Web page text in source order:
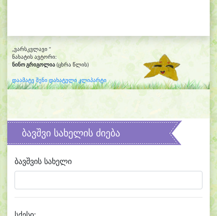
„ვარსკვლავი “
ნახატის ავტორი:
ნინო გრიგოლია (ცხრა წლის)
დაამატე შენი დახატული კლიპარტი
ბავშვი სახელის ძიება
ბავშვის სახელი